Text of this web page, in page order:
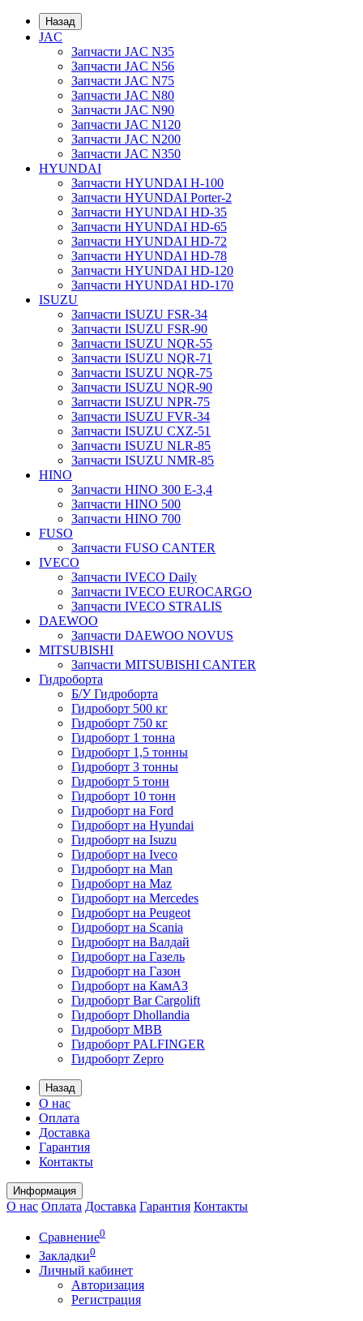
Назад
JAC
Запчасти JAC N35
Запчасти JAC N56
Запчасти JAC N75
Запчасти JAC N80
Запчасти JAC N90
Запчасти JAC N120
Запчасти JAC N200
Запчасти JAC N350
HYUNDAI
Запчасти HYUNDAI H-100
Запчасти HYUNDAI Porter-2
Запчасти HYUNDAI HD-35
Запчасти HYUNDAI HD-65
Запчасти HYUNDAI HD-72
Запчасти HYUNDAI HD-78
Запчасти HYUNDAI HD-120
Запчасти HYUNDAI HD-170
ISUZU
Запчасти ISUZU FSR-34
Запчасти ISUZU FSR-90
Запчасти ISUZU NQR-55
Запчасти ISUZU NQR-71
Запчасти ISUZU NQR-75
Запчасти ISUZU NQR-90
Запчасти ISUZU NPR-75
Запчасти ISUZU FVR-34
Запчасти ISUZU CXZ-51
Запчасти ISUZU NLR-85
Запчасти ISUZU NMR-85
HINO
Запчасти HINO 300 E-3,4
Запчасти HINO 500
Запчасти HINO 700
FUSO
Запчасти FUSO CANTER
IVECO
Запчасти IVECO Daily
Запчасти IVECO EUROCARGO
Запчасти IVECO STRALIS
DAEWOO
Запчасти DAEWOO NOVUS
MITSUBISHI
Запчасти MITSUBISHI CANTER
Гидроборта
Б/У Гидроборта
Гидроборт 500 кг
Гидроборт 750 кг
Гидроборт 1 тонна
Гидроборт 1,5 тонны
Гидроборт 3 тонны
Гидроборт 5 тонн
Гидроборт 10 тонн
Гидроборт на Ford
Гидроборт на Hyundai
Гидроборт на Isuzu
Гидроборт на Iveco
Гидроборт на Man
Гидроборт на Maz
Гидроборт на Mercedes
Гидроборт на Peugeot
Гидроборт на Scania
Гидроборт на Валдай
Гидроборт на Газель
Гидроборт на Газон
Гидроборт на КамАЗ
Гидроборт Bar Cargolift
Гидроборт Dhollandia
Гидроборт MBB
Гидроборт PALFINGER
Гидроборт Zepro
Назад
О нас
Оплата
Доставка
Гарантия
Контакты
Информация
О нас Оплата Доставка Гарантия Контакты
Сравнение0
Закладки0
Личный кабинет
Авторизация
Регистрация